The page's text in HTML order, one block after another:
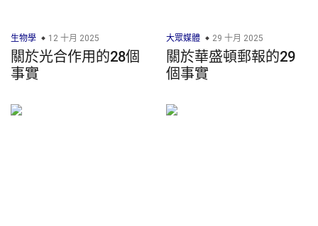
生物學 12 十月 2025
關於光合作用的28個
事實
大眾媒體 29 十月 2025
關於華盛頓郵報的29
個事實